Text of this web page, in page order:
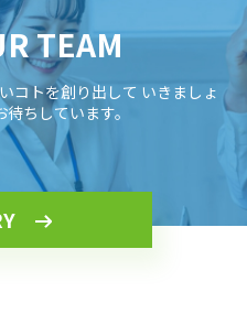
TEAM
コトを創り出して いきましょ
ちしています。